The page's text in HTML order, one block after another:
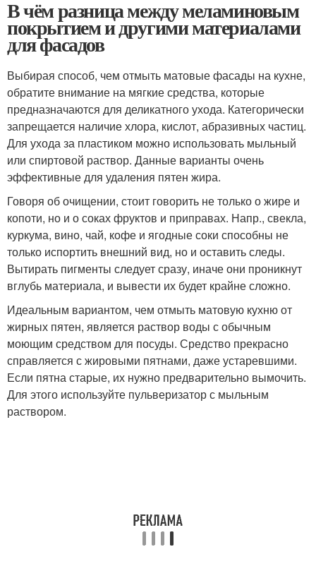
В чём разница между меламиновым
покрытием и другими материалами
для фасадов
Выбирая способ, чем отмыть матовые фасады на кухне,
обратите внимание на мягкие средства, которые
предназначаются для деликатного ухода. Категорически
запрещается наличие хлора, кислот, абразивных частиц.
Для ухода за пластиком можно использовать мыльный
или спиртовой раствор. Данные варианты очень
эффективные для удаления пятен жира.
Говоря об очищении, стоит говорить не только о жире и
копоти, но и о соках фруктов и приправах. Напр., свекла,
куркума, вино, чай, кофе и ягодные соки способны не
только испортить внешний вид, но и оставить следы.
Вытирать пигменты следует сразу, иначе они проникнут
вглубь материала, и вывести их будет крайне сложно.
Идеальным вариантом, чем отмыть матовую кухню от
жирных пятен, является раствор воды с обычным
моющим средством для посуды. Средство прекрасно
справляется с жировыми пятнами, даже устаревшими.
Если пятна старые, их нужно предварительно вымочить.
Для этого используйте пульверизатор с мыльным
раствором.